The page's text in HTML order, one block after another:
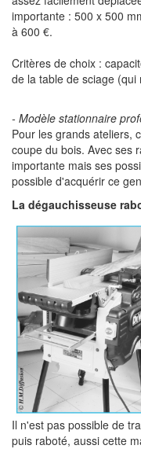
importante : 500 x 500
à 600 €.
Critères de choix :
de la table de sciage
- Modèle stationnaire
Pour les grands ateliers,
coupe du bois. Avec ses
importante mais ses
possible d'acquérir ce
La dégauchisseuse
Il n'est pas possible de
puis raboté, aussi cette